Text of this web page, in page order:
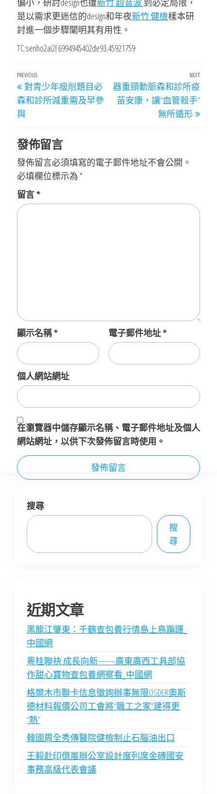
偏小，研討design也遭新竹 超音波 到必定局限，
是以需求更迷信的design和年夜新竹 健檢樣本研
討進一個步驟闡明其有用性。
TC:senho2ai2l 6994945402de93.45921759
文
章
導
Previous
Post
PREVIOUS
對青少年瘦削題目必
森和診所減重需及早參
與
Next
NEXT
器重頸動脈森和診所疫
苗安康，讓“血管殺手”
無所遁形
發佈留言
發佈留言必須填寫的電子郵件地址不會公開。
必填欄位標示為 *
留言*
顯示名稱* 電子郵件地址*
個人網站網址
在瀏覽器中儲存顯示名稱、電子郵件地址及個人
網站網址，以供下次發佈留言時使用。
搜尋
搜
尋
近期文章
黑龍江肇東：千鶴查包養行情島上鳥蹁躚_
中國網
粵桂聯袂 成長向新——廣東廣西工具部協
作甜心寶物查包養網察看_中國網
格爾木市聯卡信息徵詢辦事無限OSDER奧斯
德材料報價公司工會將“職工之家”建得更
“熱”
韓國周全秀傳醫院健檢制止石腦油出口
王毅赴印億嵐辦公室設計度列席金磚國安
事務高級代表會議